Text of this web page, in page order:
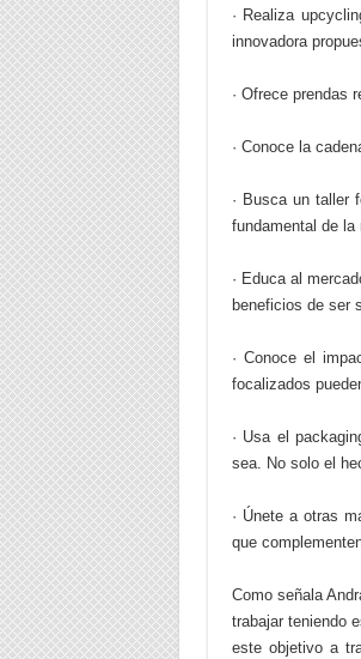
· Realiza
innovadora
· Ofrece prendas
· Conoce la
· Busca un taller
fundamental de la
· Educa al
beneficios de ser
· Conoce el
focalizados
· Usa el
sea. No solo el
· Únete a otras
que
Como señala
trabajar teniendo
este objetivo a